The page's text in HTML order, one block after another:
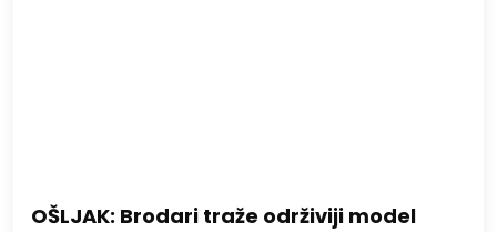
OŠLJAK: Brodari traže održiviji model